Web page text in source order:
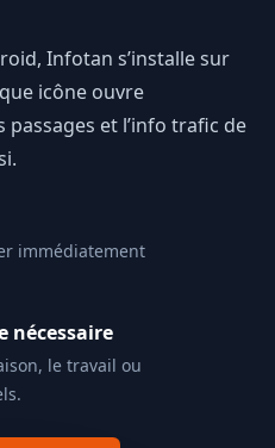
Infotan s’installe sur
icône ouvre
et l’info trafic de
immédiatement
nécessaire
le travail ou